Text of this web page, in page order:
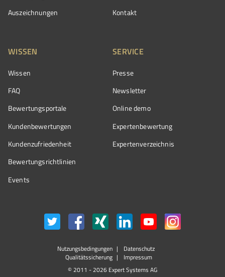
Auszeichnungen
Kontakt
WISSEN
Wissen
FAQ
Bewertungsportale
Kundenbewertungen
Kundenzufriedenheit
Bewertungs­richtlinien
Events
SERVICE
Presse
Newsletter
Online demo
Expertenbewertung
Expertenverzeichnis
Nutzungsbedingungen
Datenschutz
Qualitätssicherung
Impressum
© 2011 - 2026 Expert Systems AG